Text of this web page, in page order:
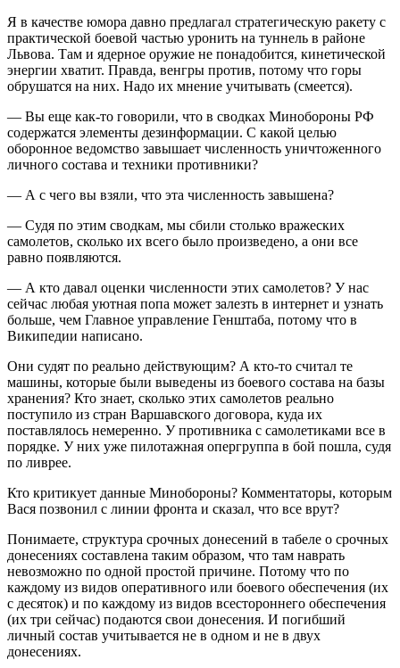
Я в качестве юмора давно предлагал стратегическую ракету с
практической боевой частью уронить на туннель в районе
Львова. Там и ядерное оружие не понадобится, кинетической
энергии хватит. Правда, венгры против, потому что горы
обрушатся на них. Надо их мнение учитывать (смеется).
— Вы еще как-то говорили, что в сводках Минобороны РФ
содержатся элементы дезинформации. С какой целью
оборонное ведомство завышает численность уничтоженного
личного состава и техники противники?
— А с чего вы взяли, что эта численность завышена?
— Судя по этим сводкам, мы сбили столько вражеских
самолетов, сколько их всего было произведено, а они все
равно появляются.
— А кто давал оценки численности этих самолетов? У нас
сейчас любая уютная попа может залезть в интернет и узнать
больше, чем Главное управление Генштаба, потому что в
Википедии написано.
Они судят по реально действующим? А кто-то считал те
машины, которые были выведены из боевого состава на базы
хранения? Кто знает, сколько этих самолетов реально
поступило из стран Варшавского договора, куда их
поставлялось немеренно. У противника с самолетиками все в
порядке. У них уже пилотажная опергруппа в бой пошла, судя
по ливрее.
Кто критикует данные Минобороны? Комментаторы, которым
Вася позвонил с линии фронта и сказал, что все врут?
Понимаете, структура срочных донесений в табеле о срочных
донесениях составлена таким образом, что там наврать
невозможно по одной простой причине. Потому что по
каждому из видов оперативного или боевого обеспечения (их
с десяток) и по каждому из видов всестороннего обеспечения
(их три сейчас) подаются свои донесения. И погибший
личный состав учитывается не в одном и не в двух
донесениях.